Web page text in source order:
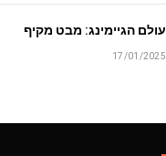
עולם הגיימינג: מבט מקיף
17/01/2025